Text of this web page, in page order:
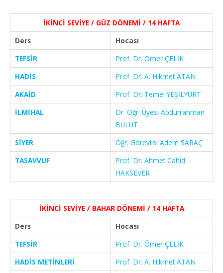
İKİNCİ SEVİYE / GÜZ DÖNEMİ / 14 HAFTA
Ders
Hocası
TEFSİR
Prof. Dr. Ömer ÇELİK
HADİS
Prof. Dr. A. Hikmet ATAN
AKAİD
Prof. Dr. Temel YEŞİLYURT
İLMİHAL
Dr. Öğr. Üyesi Abdurrahman
BULUT
SİYER
Öğr. Görevlisi Adem SARAÇ
TASAVVUF
Prof. Dr. Ahmet Cahid
HAKSEVER
İKİNCİ SEVİYE / BAHAR DÖNEMİ / 14 HAFTA
Ders
Hocası
TEFSİR
Prof. Dr. Ömer ÇELİK
HADİS METİNLERİ
Prof. Dr. A. Hikmet ATAN